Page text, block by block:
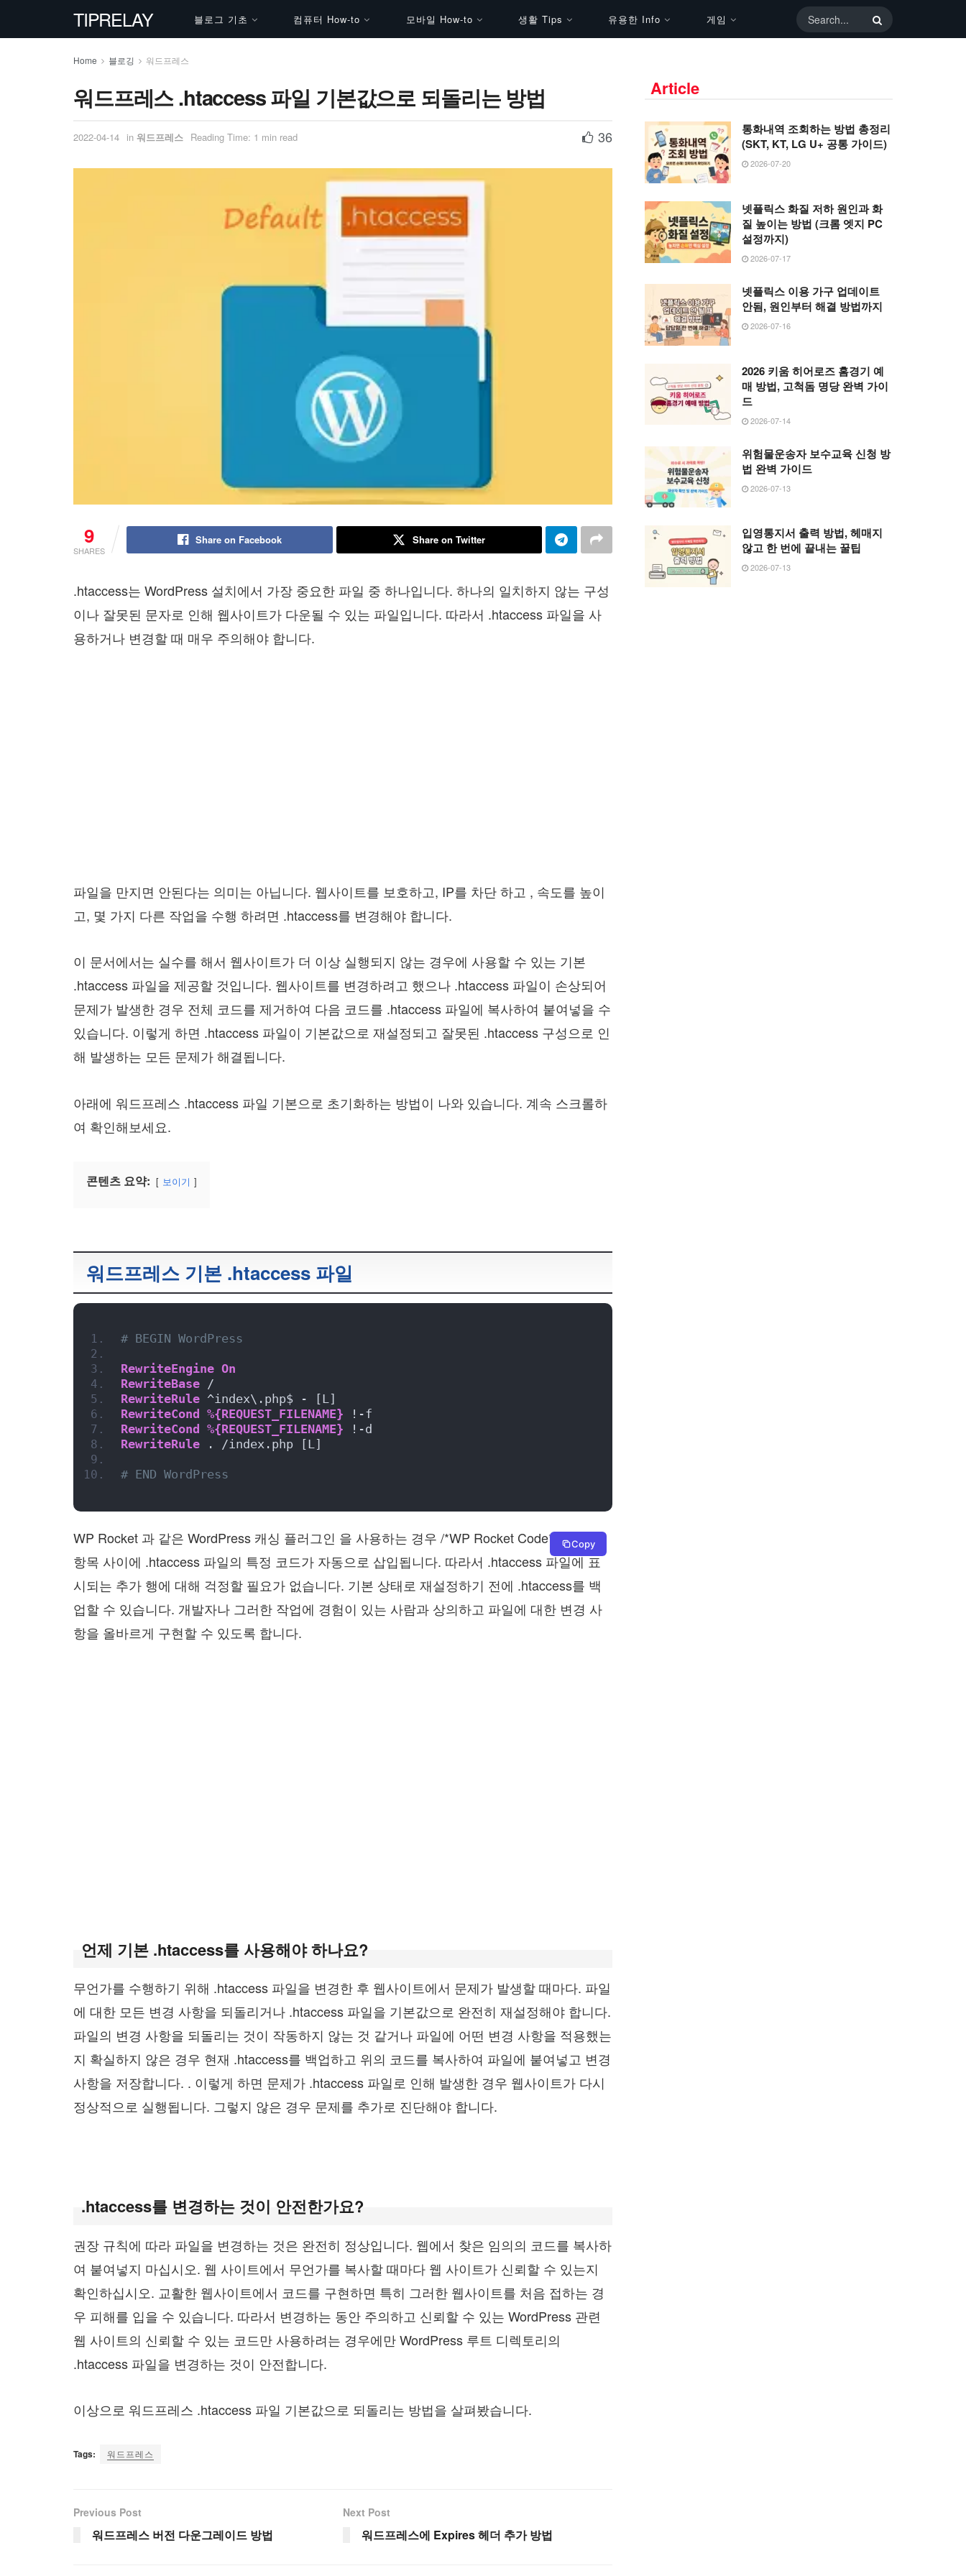
TIPRELAY 블로그 기초 컴퓨터 How-to 모바일 How-to 생활 Tips 유용한 Info 게임
Home 블로깅 워드프레스
워드프레스 .htaccess 파일 기본값으로 되돌리는 방법
2022-04-14 in 워드프레스 Reading Time: 1 min read 36
9
SHARES
Share on Facebook Share on Twitter
.htaccess는 WordPress 설치에서 가장 중요한 파일 중 하나입니다. 하나의 일치하지 않는 구성
이나 잘못된 문자로 인해 웹사이트가 다운될 수 있는 파일입니다. 따라서 .htaccess 파일을 사
용하거나 변경할 때 매우 주의해야 합니다.
파일을 만지면 안된다는 의미는 아닙니다. 웹사이트를 보호하고, IP를 차단 하고 , 속도를 높이
고, 몇 가지 다른 작업을 수행 하려면 .htaccess를 변경해야 합니다.
이 문서에서는 실수를 해서 웹사이트가 더 이상 실행되지 않는 경우에 사용할 수 있는 기본
.htaccess 파일을 제공할 것입니다. 웹사이트를 변경하려고 했으나 .htaccess 파일이 손상되어
문제가 발생한 경우 전체 코드를 제거하여 다음 코드를 .htaccess 파일에 복사하여 붙여넣을 수
있습니다. 이렇게 하면 .htaccess 파일이 기본값으로 재설정되고 잘못된 .htaccess 구성으로 인
해 발생하는 모든 문제가 해결됩니다.
아래에 워드프레스 .htaccess 파일 기본으로 초기화하는 방법이 나와 있습니다. 계속 스크롤하
여 확인해보세요.
콘텐츠 요약: 보이기
워드프레스 기본 .htaccess 파일
# BEGIN WordPress
RewriteEngine On
RewriteBase /
RewriteRule ^index\.php$ - [L]
RewriteCond %{REQUEST_FILENAME} !-f
RewriteCond %{REQUEST_FILENAME} !-d
RewriteRule . /index.php [L]
# END WordPress
Copy
WP Rocket 과 같은 WordPress 캐싱 플러그인 을 사용하는 경우 /*WP Rocket Code*/와 같은
항목 사이에 .htaccess 파일의 특정 코드가 자동으로 삽입됩니다. 따라서 .htaccess 파일에 표
시되는 추가 행에 대해 걱정할 필요가 없습니다. 기본 상태로 재설정하기 전에 .htaccess를 백
업할 수 있습니다. 개발자나 그러한 작업에 경험이 있는 사람과 상의하고 파일에 대한 변경 사
항을 올바르게 구현할 수 있도록 합니다.
언제 기본 .htaccess를 사용해야 하나요?
무언가를 수행하기 위해 .htaccess 파일을 변경한 후 웹사이트에서 문제가 발생할 때마다. 파일
에 대한 모든 변경 사항을 되돌리거나 .htaccess 파일을 기본값으로 완전히 재설정해야 합니다.
파일의 변경 사항을 되돌리는 것이 작동하지 않는 것 같거나 파일에 어떤 변경 사항을 적용했는
지 확실하지 않은 경우 현재 .htaccess를 백업하고 위의 코드를 복사하여 파일에 붙여넣고 변경
사항을 저장합니다. . 이렇게 하면 문제가 .htaccess 파일로 인해 발생한 경우 웹사이트가 다시
정상적으로 실행됩니다. 그렇지 않은 경우 문제를 추가로 진단해야 합니다.
.htaccess를 변경하는 것이 안전한가요?
권장 규칙에 따라 파일을 변경하는 것은 완전히 정상입니다. 웹에서 찾은 임의의 코드를 복사하
여 붙여넣지 마십시오. 웹 사이트에서 무언가를 복사할 때마다 웹 사이트가 신뢰할 수 있는지
확인하십시오. 교활한 웹사이트에서 코드를 구현하면 특히 그러한 웹사이트를 처음 접하는 경
우 피해를 입을 수 있습니다. 따라서 변경하는 동안 주의하고 신뢰할 수 있는 WordPress 관련
웹 사이트의 신뢰할 수 있는 코드만 사용하려는 경우에만 WordPress 루트 디렉토리의
.htaccess 파일을 변경하는 것이 안전합니다.
이상으로 워드프레스 .htaccess 파일 기본값으로 되돌리는 방법을 살펴봤습니다.
Tags: 워드프레스
Previous Post
워드프레스 버전 다운그레이드 방법
Next Post
워드프레스에 Expires 헤더 추가 방법
Article
통화내역 조회하는 방법 총정리
(SKT, KT, LG U+ 공통 가이드)
2026-07-20
넷플릭스 화질 저하 원인과 화
질 높이는 방법 (크롬 엣지 PC
설정까지)
2026-07-17
넷플릭스 이용 가구 업데이트
안됨, 원인부터 해결 방법까지
2026-07-16
2026 키움 히어로즈 홈경기 예
매 방법, 고척돔 명당 완벽 가이
드
2026-07-14
위험물운송자 보수교육 신청 방
법 완벽 가이드
2026-07-13
입영통지서 출력 방법, 헤매지
않고 한 번에 끝내는 꿀팁
2026-07-13